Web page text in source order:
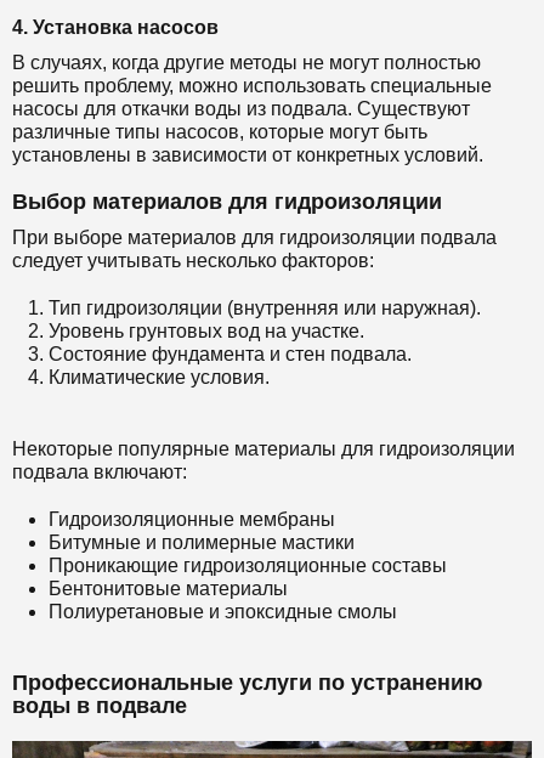
4. Установка насосов
В случаях, когда другие методы не могут полностью
решить проблему, можно использовать специальные
насосы для откачки воды из подвала. Существуют
различные типы насосов, которые могут быть
установлены в зависимости от конкретных условий.
Выбор материалов для гидроизоляции
При выборе материалов для гидроизоляции подвала
следует учитывать несколько факторов:
Тип гидроизоляции (внутренняя или наружная).
Уровень грунтовых вод на участке.
Состояние фундамента и стен подвала.
Климатические условия.
Некоторые популярные материалы для гидроизоляции
подвала включают:
Гидроизоляционные мембраны
Битумные и полимерные мастики
Проникающие гидроизоляционные составы
Бентонитовые материалы
Полиуретановые и эпоксидные смолы
Профессиональные услуги по устранению
воды в подвале